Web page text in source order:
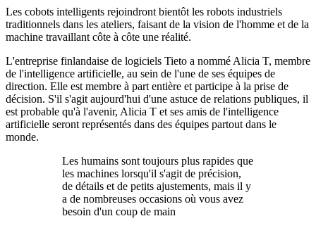
Les cobots intelligents rejoindront bientôt les robots industriels
traditionnels dans les ateliers, faisant de la vision de l'homme et de la
machine travaillant côte à côte une réalité.
L'entreprise finlandaise de logiciels Tieto a nommé Alicia T, membre
de l'intelligence artificielle, au sein de l'une de ses équipes de
direction. Elle est membre à part entière et participe à la prise de
décision. S'il s'agit aujourd'hui d'une astuce de relations publiques, il
est probable qu'à l'avenir, Alicia T et ses amis de l'intelligence
artificielle seront représentés dans des équipes partout dans le
monde.
Les humains sont toujours plus rapides que
les machines lorsqu'il s'agit de précision,
de détails et de petits ajustements, mais il y
a de nombreuses occasions où vous avez
besoin d'un coup de main